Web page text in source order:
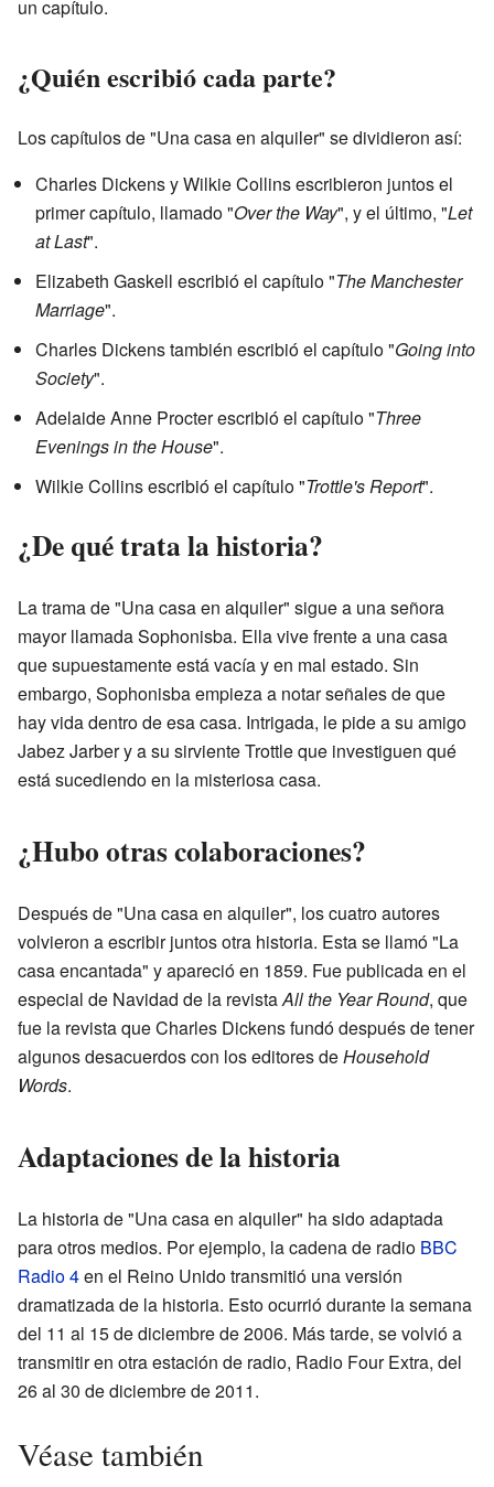
un capítulo.
¿Quién escribió cada parte?
Los capítulos de "Una casa en alquiler" se dividieron así:
Charles Dickens y Wilkie Collins escribieron juntos el
primer capítulo, llamado "Over the Way", y el último, "Let
at Last".
Elizabeth Gaskell escribió el capítulo "The Manchester
Marriage".
Charles Dickens también escribió el capítulo "Going into
Society".
Adelaide Anne Procter escribió el capítulo "Three
Evenings in the House".
Wilkie Collins escribió el capítulo "Trottle's Report".
¿De qué trata la historia?
La trama de "Una casa en alquiler" sigue a una señora
mayor llamada Sophonisba. Ella vive frente a una casa
que supuestamente está vacía y en mal estado. Sin
embargo, Sophonisba empieza a notar señales de que
hay vida dentro de esa casa. Intrigada, le pide a su amigo
Jabez Jarber y a su sirviente Trottle que investiguen qué
está sucediendo en la misteriosa casa.
¿Hubo otras colaboraciones?
Después de "Una casa en alquiler", los cuatro autores
volvieron a escribir juntos otra historia. Esta se llamó "La
casa encantada" y apareció en 1859. Fue publicada en el
especial de Navidad de la revistaAll the Year Round, que
fue la revista que Charles Dickens fundó después de tener
algunos desacuerdos con los editores deHousehold
Words.
Adaptaciones de la historia
La historia de "Una casa en alquiler" ha sido adaptada
para otros medios. Por ejemplo, la cadena de radio BBC
Radio 4en el Reino Unido transmitió una versión
dramatizada de la historia. Esto ocurrió durante la semana
del 11 al 15 de diciembre de 2006. Más tarde, se volvió a
transmitir en otra estación de radio, Radio Four Extra, del
26 al 30 de diciembre de 2011.
Véase también